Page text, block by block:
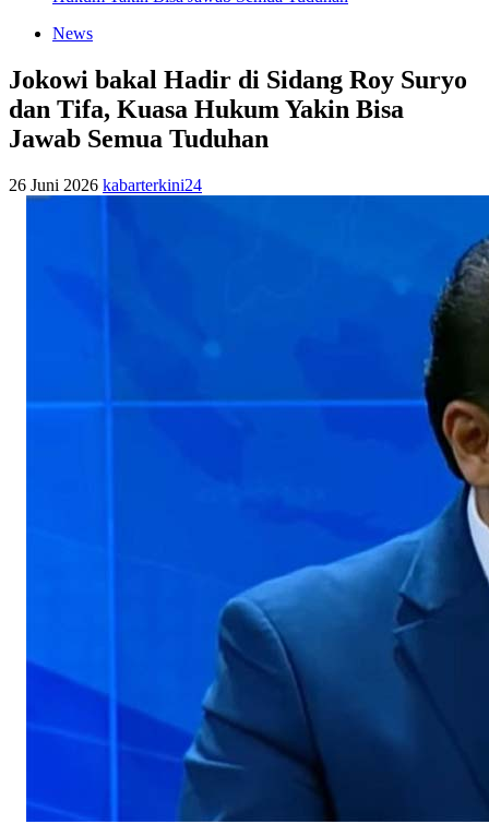
News
Jokowi bakal Hadir di Sidang Roy Suryo
dan Tifa, Kuasa Hukum Yakin Bisa
Jawab Semua Tuduhan
26 Juni 2026 kabarterkini24